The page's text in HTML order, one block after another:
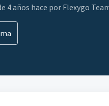
4 años hace por Flexygo